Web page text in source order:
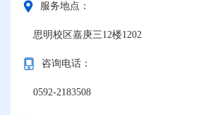
服务地点：
思明校区嘉庚三12楼1202
咨询电话：
0592-2183508